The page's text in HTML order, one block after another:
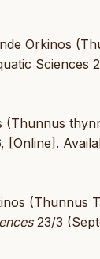
Orkinos
Sciences
[Online].
(Thunnus
23/3